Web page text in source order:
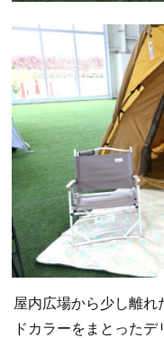
屋内広場から少し離
ドカラーをまとったデ